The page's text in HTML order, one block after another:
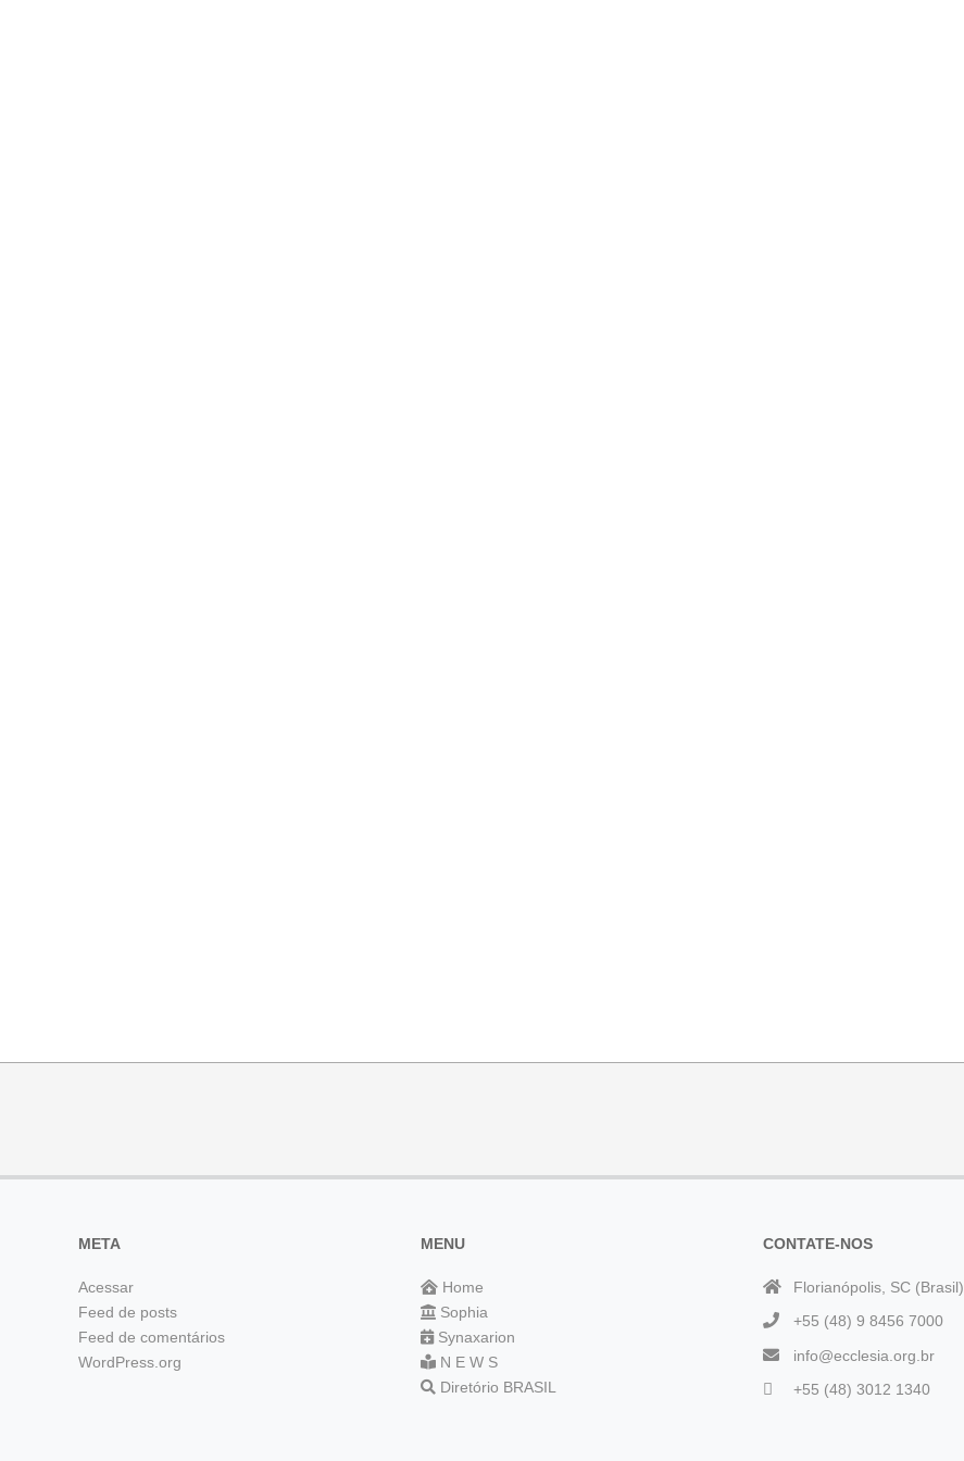
META
Acessar
Feed de posts
Feed de comentários
WordPress.org
MENU
Home
Sophia
Synaxarion
N E W S
Diretório BRASIL
CONTATE-NOS
Florianópolis, SC (Brasil)
+55 (48) 9 8456 7000
info@ecclesia.org.br
+55 (48) 3012 1340